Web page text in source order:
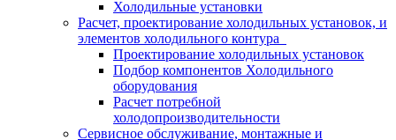
Холодильные установки
Расчет, проектирование холодильных установок, и
элементов холодильного контура
Проектирование холодильных установок
Подбор компонентов Холодильного
оборудования
Расчет потребной
холодопроизводительности
Сервисное обслуживание, монтажные и